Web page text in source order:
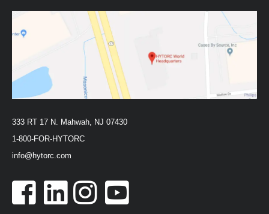
333 RT 17 N. Mahwah, NJ 07430
1-800-FOR-HYTORC
info@hytorc.com